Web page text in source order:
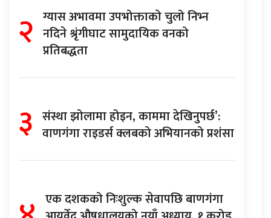
२ ग्यास अभावमा उपभोक्ताको चुलो निभ्न
नदिने श्रृंगीघाट सामुदायिक वनको
प्रतिबद्धता
३ संस्था झोलामा होइन, काममा देखिनुपर्छ’:
वाणगंगा राइडर्स क्लबको अभियानको प्रशंसा
एक दशकको निःशुल्क सेवापछि बाणगंगा